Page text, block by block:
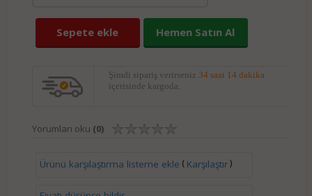
Sepete ekle Hemen Satın Al
Şimdi sipariş verirseniz 34 saat 14 dakika
içerisinde kargoda.
Yorumları oku (0)
Ürünü karşılaştırma listeme ekle ( Karşılaştır)